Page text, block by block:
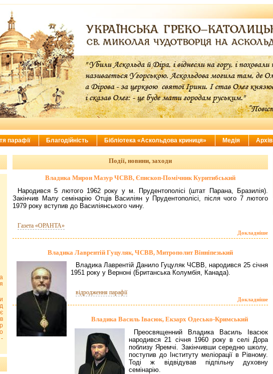
Події, новини, заходи
Владика Мирон Мазур ЧСВВ, Єпископ-Помічник Куритибський
Народився 5 лютого 1962 року у м. Прудентополісі (штат Парана, Бразилія).
Закінчив Малу семінарію Отців Василіян у Прудентополісі, після чого 7 лютого
1979 року вступив до Василіянського чину.
Газета «ОРАНТА»
Докладніше
Владика Лаврентій Гуцуляк, ЧСВВ, Митрополит Вінніпезький
Владика Лаврентій Данило Гуцуляк ЧСВВ, народився 25 січня
1951 року у Верноні (Британська Колумбія, Канада).
відродження парафії
Докладніше
Владика Василь Івасюк, Екзарх Одесько-Кримський
Преосвященний Владика Василь Івасюк
народився 21 січня 1960 року в селі Дора
поблизу Яремчі. Закінчивши середню школу,
поступив до Інституту меліорації в Рівному.
Тоді ж відвідував підпільну духовну
семінарію.
-
парафії Благодійність Бібліотека «Аскольдова криниця» Медія Архів